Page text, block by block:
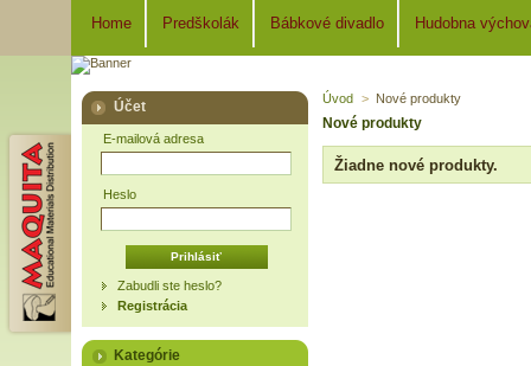
Home Predškolák Bábkové divadlo Hudobna
Účet
E-mailová adresa
Heslo
Zabudli ste heslo?
Registrácia
Kategórie
Úvod > Nové produkty
Nové produkty
Žiadne nové produkty.